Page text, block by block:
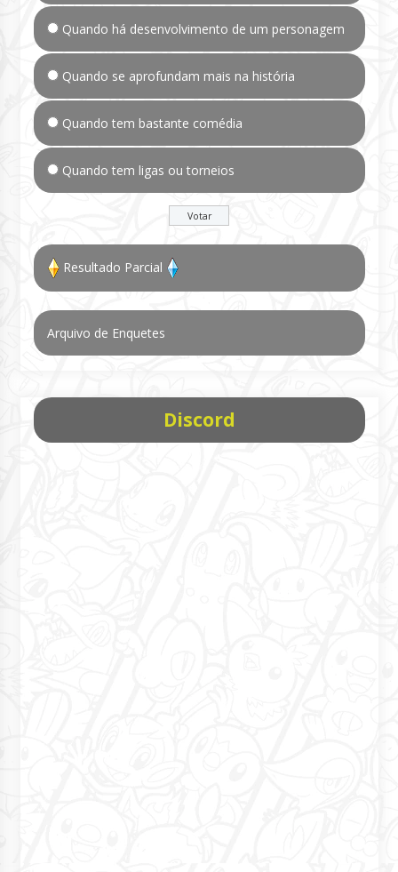
Quando há desenvolvimento de um personagem
Quando se aprofundam mais na história
Quando tem bastante comédia
Quando tem ligas ou torneios
Resultado Parcial
Arquivo de Enquetes
Discord